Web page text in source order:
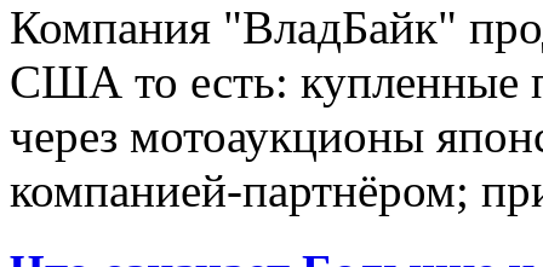
Компания "ВладБайк"
США то есть: купленные
через мотоаукционы
компанией-партнёром;